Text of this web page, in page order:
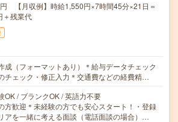
【月収例】時給1,550円×7時間45分×21日＝
＋残業代
成（フォーマットあり）＊給与データチェック
チェック・修正入力＊交通費などの経費精…
OK / ブランクOK / 英語力不要
方歓迎＊未経験の方でも安心スタート！・登録
アを一緒に考える面談（電話面談の場合）…